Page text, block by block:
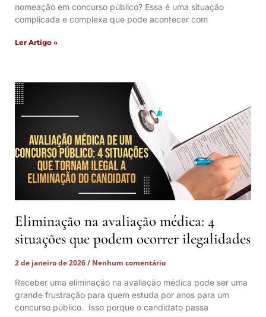
nomeação em concurso público? Essa é uma situação
complicada e complexa que pode acontecer com
Ler Artigo »
Eliminação na avaliação médica: 4
situações que podem ocorrer ilegalidades
2 de janeiro de 2026
Nenhum comentário
Receber uma eliminação na avaliação médica pode ser uma
grande frustração para quem estuda por anos para um
concurso público. Isso porque o candidato passa